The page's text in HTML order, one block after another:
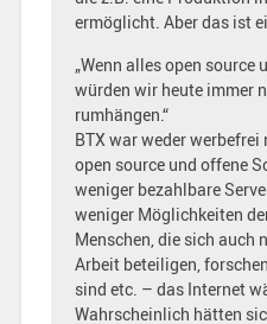
ermöglicht. Aber das ist
„Wenn alles open source
würden wir heute immer
rumhängen.“
BTX war weder werbefrei
open source und offene
weniger bezahlbare
weniger Möglichkeiten
Menschen, die sich auch
Arbeit beteiligen,
sind etc. – das Internet
Wahrscheinlich hätten